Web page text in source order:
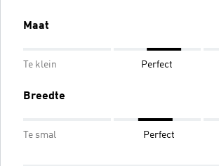
Maat
Te klein Perfect
Breedte
Te smal Perfect